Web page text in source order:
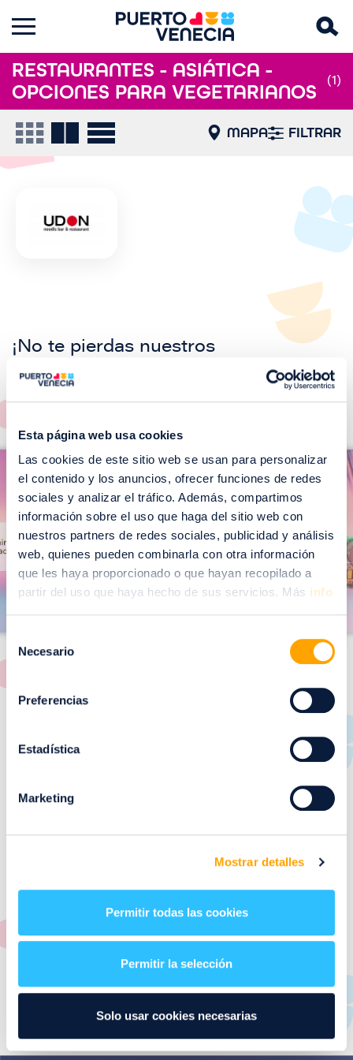
Esta página web usa cookies
Las cookies de este sitio web se usan para personalizar
el contenido y los anuncios, ofrecer funciones de redes
sociales y analizar el tráfico. Además, compartimos
información sobre el uso que haga del sitio web con
nuestros partners de redes sociales, publicidad y análisis
web, quienes pueden combinarla con otra información
que les haya proporcionado o que hayan recopilado a
partir del uso que haya hecho de sus servicios. Más info
Selección
Necesario
Preferencias
Estadística
Marketing
Mostrar detalles
Permitir todas las cookies
Permitir la selección
Solo usar cookies necesarias
RESTAURANTES - ASIÁTICA -
OPCIONES PARA VEGETARIANOS
(1)
MAPA FILTRAR
¡No te pierdas nuestros
EVENTOS!
Ver todos >
m
a
g
n
I
m
RESTAURANTES
de Puerto Venecia
restaurantes de Puerto Venecia. Descubre las mejores
cada una de nuestras marcas. Sus datos de contacto y
también un plano de los restaurantes para que
consultar o el alfabeto desplegable para navegar por